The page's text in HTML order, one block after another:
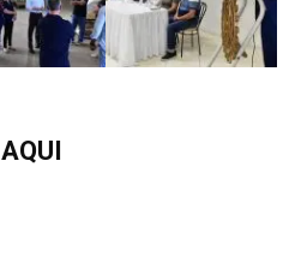
AQUI